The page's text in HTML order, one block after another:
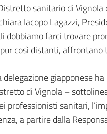
sanitario di
Iacopo Lagazzi,
dobbiamo farci trovare
così distanti,
delegazione giapponese
di Vignola –
professionisti sanitari,
a partire dalla